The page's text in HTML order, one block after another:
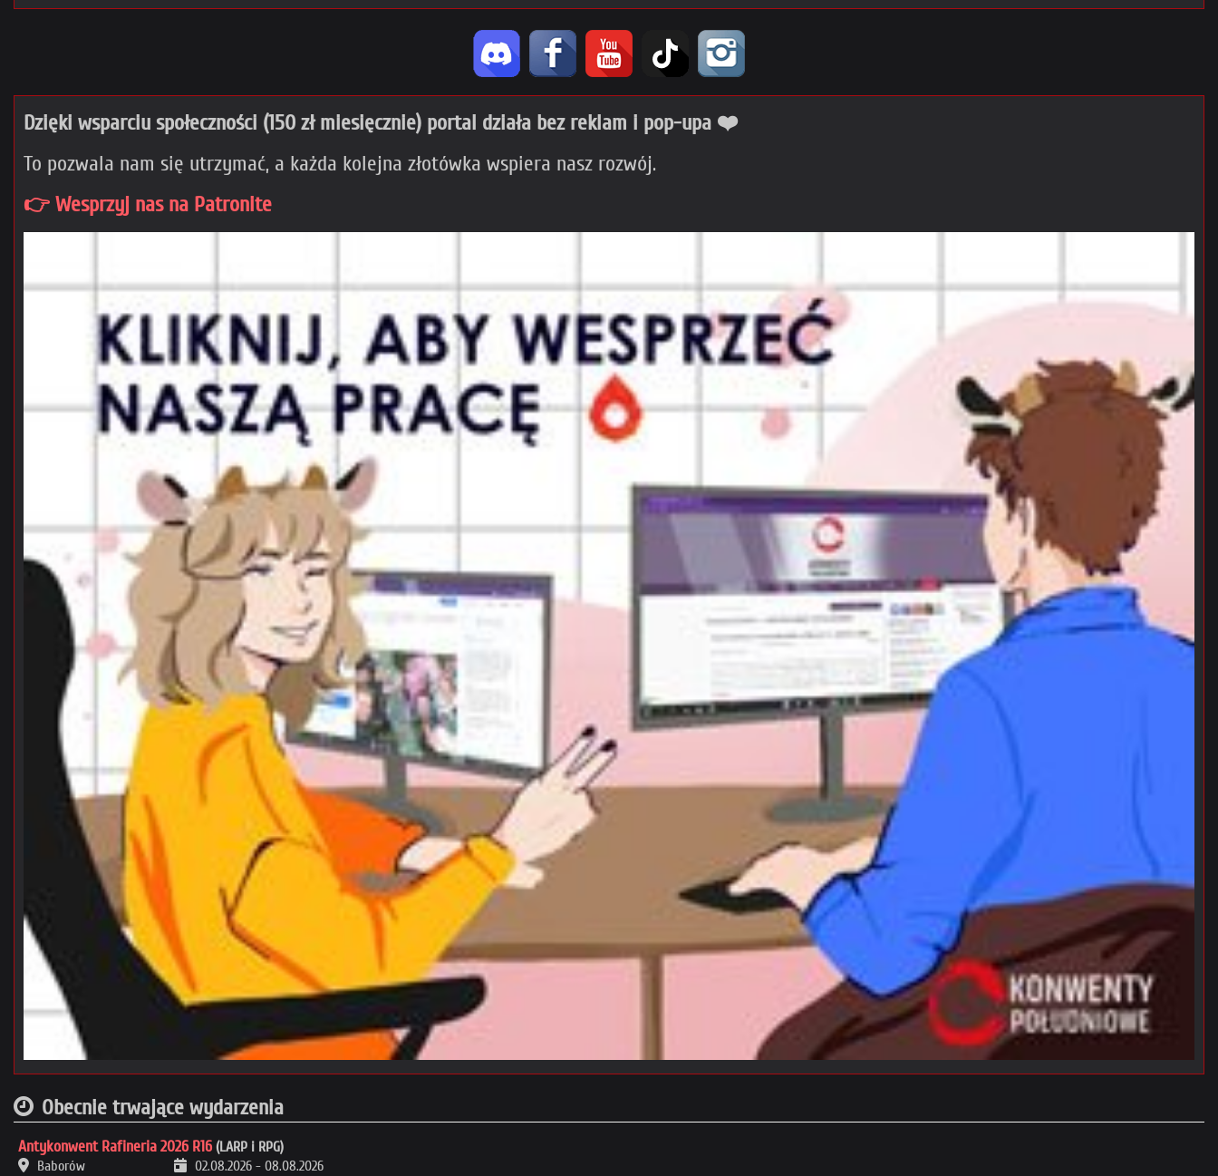
Dzięki wsparciu społeczności (150 zł miesięcznie) portal działa bez reklam i pop-upa ❤️
To pozwala nam się utrzymać, a każda kolejna złotówka wspiera nasz rozwój.
👉 Wesprzyj nas na Patronite
Obecnie trwające wydarzenia
Antykonwent Rafineria 2026 R16 (LARP i RPG)
Baborów
02.08.2026 - 08.08.2026